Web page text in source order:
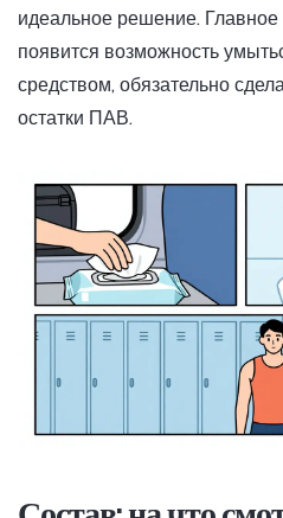
идеальное решение. Главное
появится возможность
средством, обязательно
остатки ПАВ.